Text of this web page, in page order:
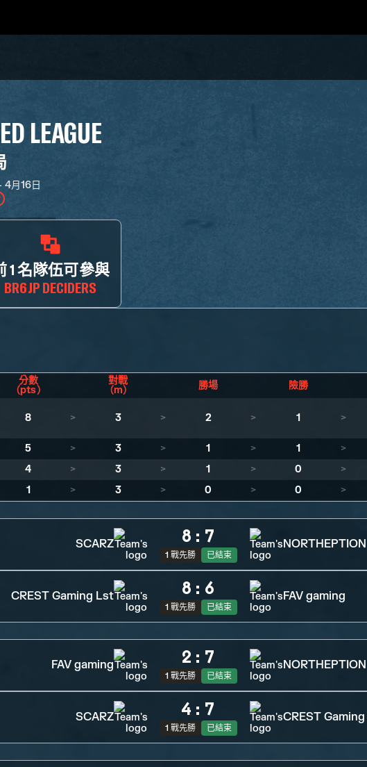
LEAGUE
月16日
1 名隊伍可參與
BR6JP DECIDERS
分數
（pts）
對戰
（m）
勝場 險勝
8 > 3 > 2 > 1 >
5 > 3 > 1 > 1 >
4 > 3 > 1 > 0 >
1 > 3 > 0 > 0 >
SCARZ 8 : 7
1 戰先勝 已結束
NORTHEPTION
CREST Gaming Lst 8 : 6
1 戰先勝 已結束
FAV gaming
FAV gaming 2 : 7
1 戰先勝 已結束
NORTHEPTION
SCARZ 4 : 7
1 戰先勝 已結束
CREST